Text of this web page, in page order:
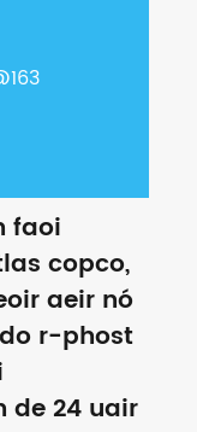
faoi
copco,
aeir nó
r-phost
24 uair